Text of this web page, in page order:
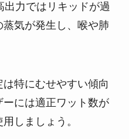
出力ではリキッドが過
気が発生し、喉や肺
は特にむせやすい傾向
には適正ワット数が
しましょう。